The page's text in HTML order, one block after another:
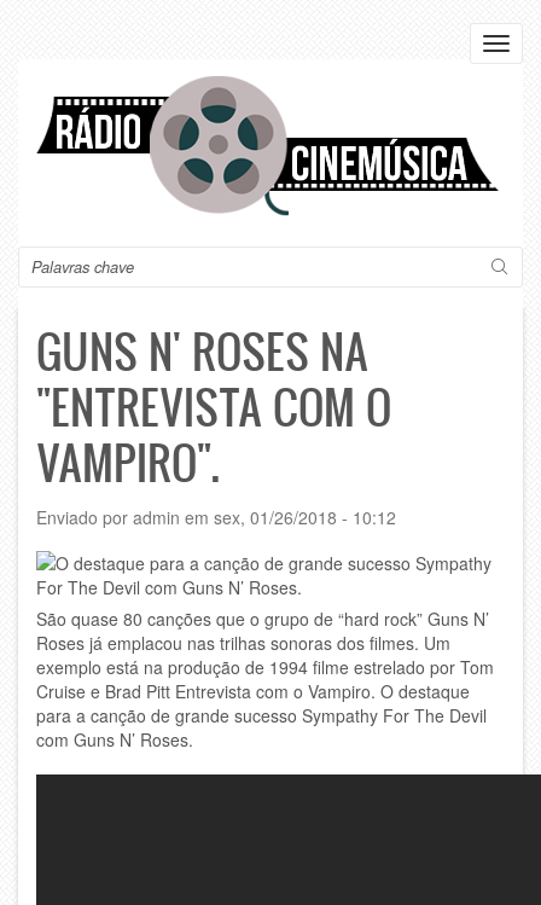
principal
Buscar
GUNS N' ROSES NA
"ENTREVISTA COM O
VAMPIRO".
Enviado por admin em sex, 01/26/2018 - 10:12
São quase 80 canções que o grupo de “hard rock” Guns N’
Roses já emplacou nas trilhas sonoras dos filmes. Um
exemplo está na produção de 1994 filme estrelado por Tom
Cruise e Brad Pitt Entrevista com o Vampiro. O destaque
para a canção de grande sucesso Sympathy For The Devil
com Guns N’ Roses.